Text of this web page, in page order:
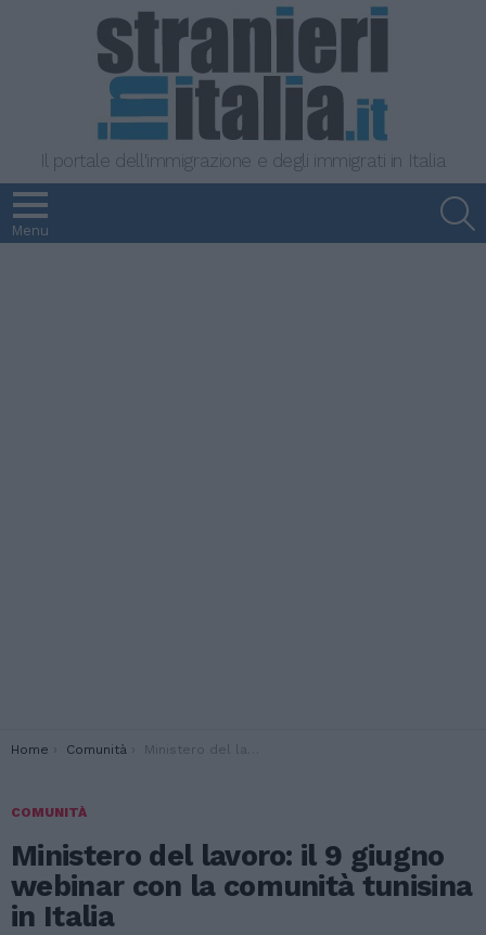
Il portale dell'immigrazione e degli immigrati in Italia
Menu
You are here:
Home Comunità Ministero del lavoro: il 9 giugno webinar con la comunità tunisina in Italia
COMUNITÀ
Ministero del lavoro: il 9 giugno
webinar con la comunità tunisina
in Italia